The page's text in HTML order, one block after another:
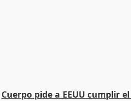
Cuerpo pide a EEUU cumplir